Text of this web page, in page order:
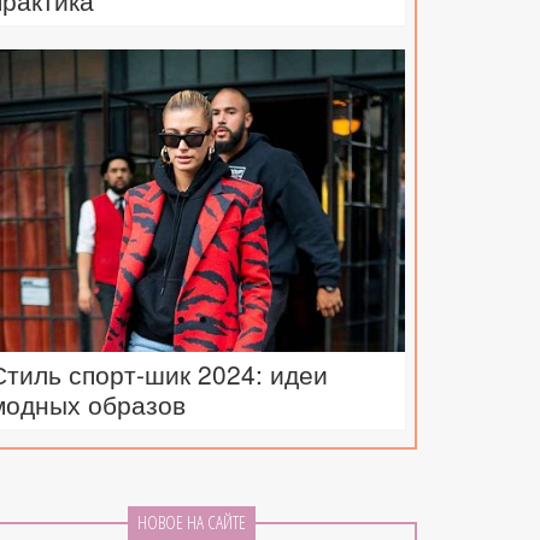
спорт-шик 2024: идеи
образов
НОВОЕ НА САЙТЕ